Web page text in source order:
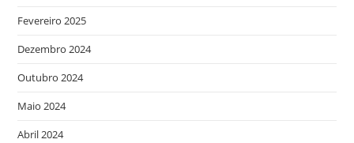
Fevereiro 2025
Dezembro 2024
Outubro 2024
Maio 2024
Abril 2024